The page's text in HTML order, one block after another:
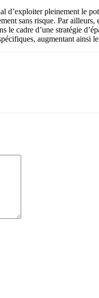
d’exploiter pleinement le
sans risque. Par
le cadre d’une stratégie
augmentant ainsi